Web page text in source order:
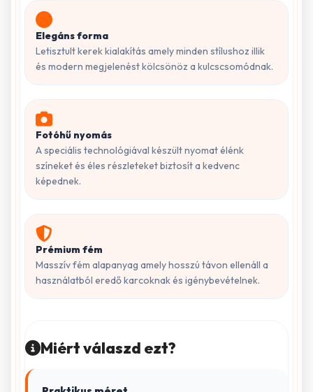
Elegáns forma
Letisztult kerek kialakítás amely minden stílushoz illik
és modern megjelenést kölcsönöz a kulcscsomódnak.
Fotóhű nyomás
A speciális technológiával készült nyomat élénk
színeket és éles részleteket biztosít a kedvenc
képednek.
Prémium fém
Masszív fém alapanyag amely hosszú távon ellenáll a
használatból eredő karcoknak és igénybevételnek.
Miért válaszd ezt?